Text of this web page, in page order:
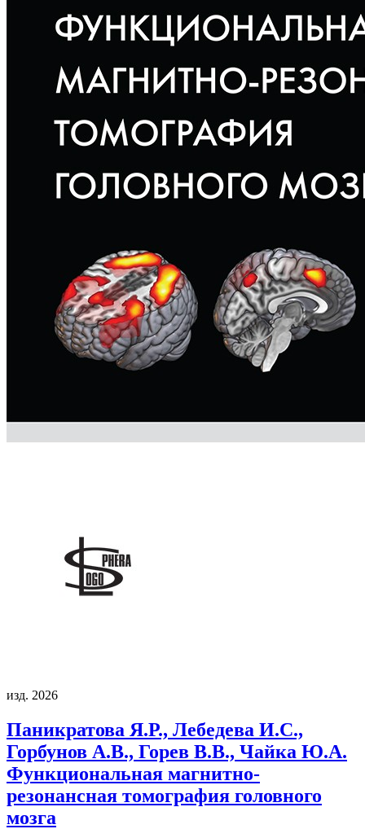
изд. 2026
Паникратова Я.Р., Лебедева И.С.,
Горбунов А.В., Горев В.В., Чайка Ю.А.
Функциональная магнитно-
резонансная томография головного
мозга